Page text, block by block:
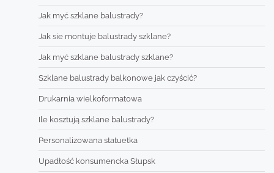
Jak myć szklane balustrady?
Jak sie montuje balustrady szklane?
Jak myć szklane balustrady szklane?
Szklane balustrady balkonowe jak czyścić?
Drukarnia wielkoformatowa
Ile kosztują szklane balustrady?
Personalizowana statuetka
Upadłość konsumencka Słupsk